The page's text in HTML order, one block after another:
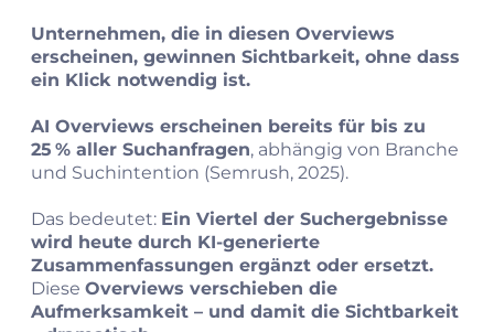
Unternehmen, die in diesen Overviews
erscheinen, gewinnen Sichtbarkeit, ohne dass
ein Klick notwendig ist.
AI Overviews erscheinen bereits für bis zu
25 % aller Suchanfragen, abhängig von Branche
und Suchintention (Semrush, 2025).
Das bedeutet: Ein Viertel der Suchergebnisse
wird heute durch KI‑generierte
Zusammenfassungen ergänzt oder ersetzt.
Diese Overviews verschieben die
Aufmerksamkeit – und damit die Sichtbarkeit